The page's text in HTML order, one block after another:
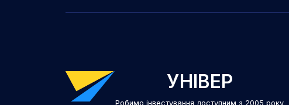
УНІВЕР
Робимо інвестування доступним з 2005 року